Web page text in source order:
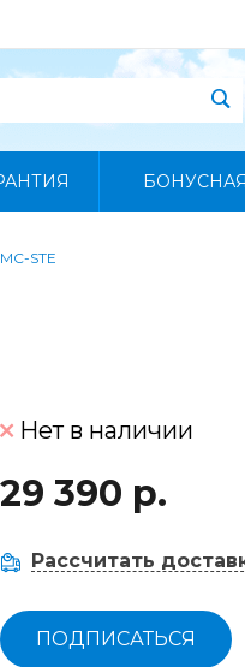
STE
Нет в наличии
29 390 р.
Рассчитать
ПОДПИСАТЬСЯ